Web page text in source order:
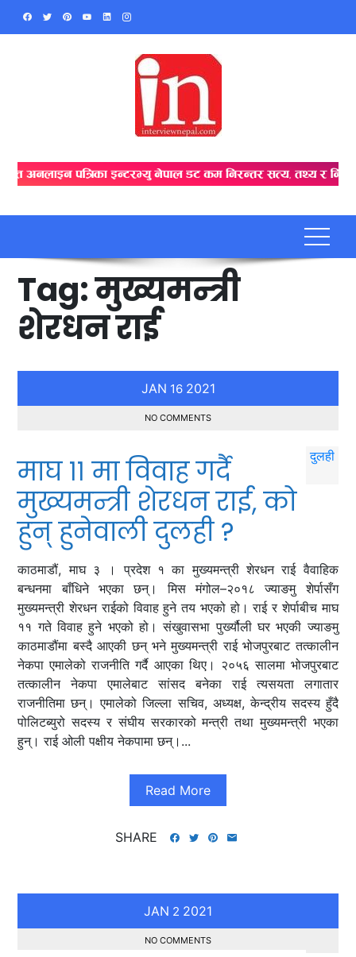
Skip
Tag:मुख्यमन्त्री
शेरधन राई
JAN 16 2021
NO COMMENTS
माघ ११ मा विवाह गर्दै
मुख्यमन्त्री शेरधन राई, को
हुन् हुनेवाली दुलही ?
काठमाडौं, माघ ३ । प्रदेश १ का मुख्यमन्त्री शेरधन राई वैवाहिक
बन्धनमा बाँधिने भएका छन्। मिस मंगोल–२०१८ ज्याङमु शेर्पासँग
मुख्यमन्त्री शेरधन राईको विवाह हुने तय भएको हो। राई र शेर्पाबीच माघ
११ गते विवाह हुने भएको हो। संखुवासभा पुर्ख्यौली घर भएकी ज्याङमु
काठमाडौंमा बस्दै आएकी छन् भने मुख्यमन्त्री राई भोजपुरबाट तत्कालीन
नेकपा एमालेको राजनीति गर्दै आएका थिए। २०५६ सालमा भोजपुरबाट
तत्कालीन नेकपा एमालेबाट सांसद बनेका राई त्यसयता लगातार
राजनीतिमा छन्। एमालेको जिल्ला सचिव, अध्यक्ष, केन्द्रीय सदस्य हुँदै
पोलिटब्युरो सदस्य र संघीय सरकारको मन्त्री तथा मुख्यमन्त्री भएका
हुन्। राई ओली पक्षीय नेकपामा छन्।...
Read More
SHARE
JAN 2 2021
NO COMMENTS